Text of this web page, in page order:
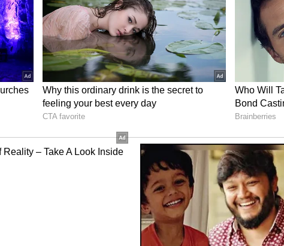
ಮೇಘನಾ ಅವರು ಸದ್ಯ ಪ್ರಿಯಾ ಆಗಿ ಬದಲಾದುದು ಕಿರುತೆರೆ
ನೆಗೆಟಿವ್ ಆಗಿರಲಿ ಯಾವುದೇ ಪಾತ್ರ ನೀಡಿದರೂ ಅಚ್ಚುಕಟ್ಟಾಗಿ
ಪಾತ್ರದ ಮೂಲಕ ಗುರುತಿಸಿಕೊಂಡಾಕೆ. ಕಿರುತೆರೆ
ಈಕೆಗೆ ಹಿರಿತೆರೆಯಲ್ಲಿ ಕಾಣಿಸಿಕೊಳ್ಳುವ ಆಸೆಯೂ
ಏನೆಲ್ಲಾ ಆಯ್ತು? ನಟಿ ಮೇಘನಾ ರಿವೀಲ್‌